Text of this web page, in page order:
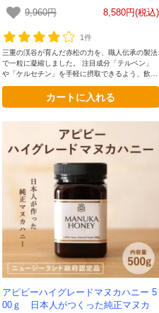
9,960円
8,580円(税込)
1件
三重の渓谷が育んだ赤松の力を、職人伝承の製法
で一粒に凝縮しました。 注目成分「テルペン」
や「ケルセチン」を手軽に摂取できるよう、飲み
240粒入り（約1ヶ月分）で、毎日のセルフケア
に最適です。
カートに入れる
アピビーハイグレードマヌカハニー 5
00ｇ 日本人がつくった純正マヌカ